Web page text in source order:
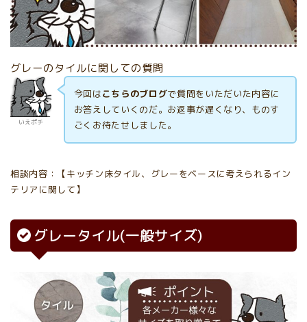
グレーのタイルに関しての質問
いえポチ
今回はこちらのブログで質問をいただいた内容に
お答えしていくのだ。お返事が遅くなり、ものす
ごくお待たせしました。
相談内容：【キッチン床タイル、グレーをベースに考えられるイン
テリアに関して】
グレータイル(一般サイズ)